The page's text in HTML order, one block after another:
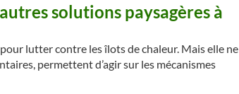
solutions paysagères à
lutter contre les îlots de chaleur. Mais elle ne
permettent d’agir sur les mécanismes